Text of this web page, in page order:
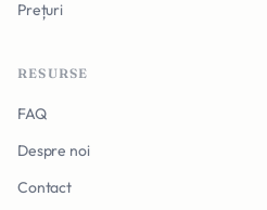
Prețuri
RESURSE
FAQ
Despre noi
Contact